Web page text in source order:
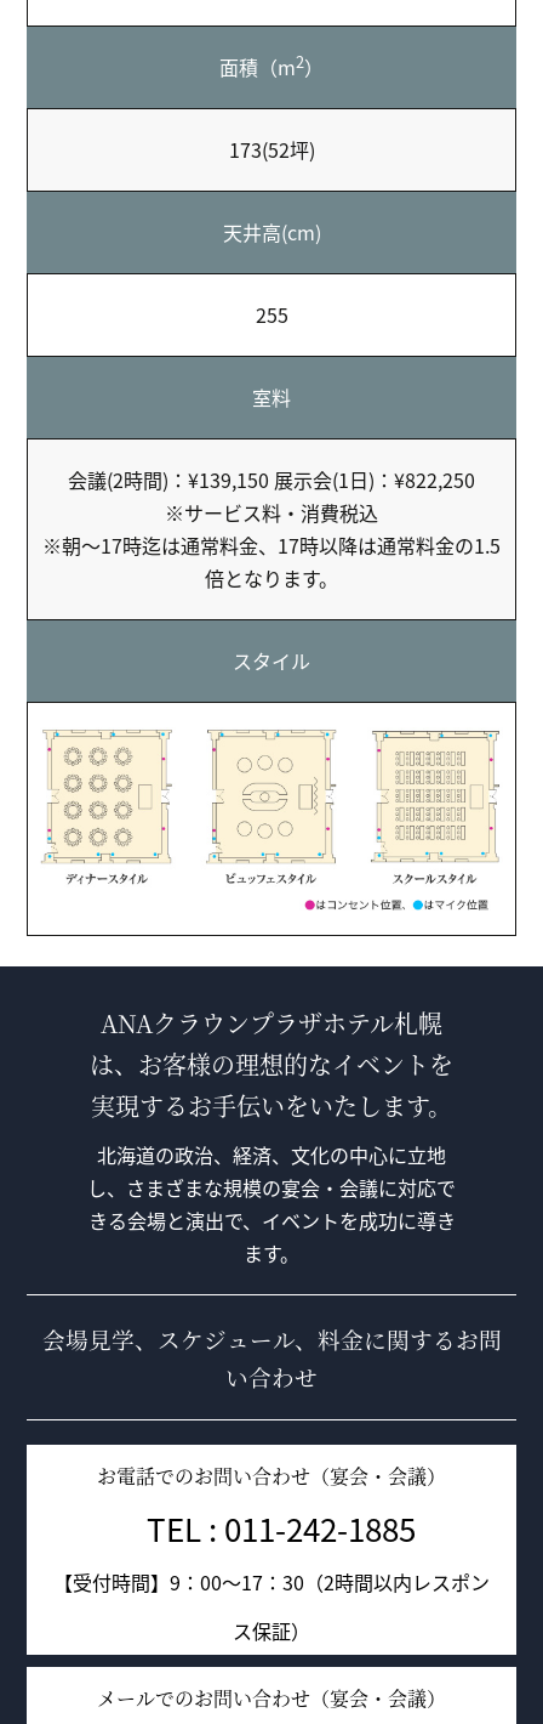
面積（m2）
173(52坪)
天井高(cm)
255
室料
会議(2時間)：¥139,150 展示会(1日)：¥822,250
※サービス料・消費税込
※朝～17時迄は通常料金、17時以降は通常料金の1.5
倍となります。
スタイル
ANAクラウンプラザホテル札幌
は、お客様の理想的なイベントを
実現するお手伝いをいたします。
北海道の政治、経済、文化の中心に立地
し、さまざまな規模の宴会・会議に対応で
きる会場と演出で、イベントを成功に導き
ます。
会場見学、スケジュール、料金に関するお問
い合わせ
お電話でのお問い合わせ（宴会・会議）
TEL : 011-242-1885
【受付時間】9：00～17：30（2時間以内レスポン
ス保証）
メールでのお問い合わせ（宴会・会議）